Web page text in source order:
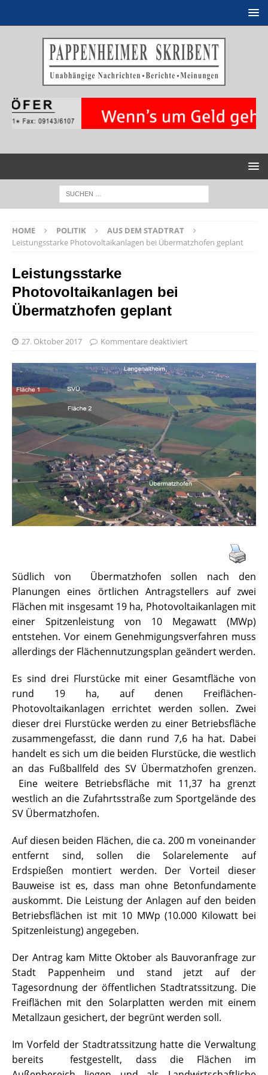
HOME POLITIK
AUS DEM STADTRAT
Leistungsstarke Photovoltaikanlagen bei Übermatzhofen geplant
Leistungsstarke
Photovoltaikanlagen bei
Übermatzhofen geplant
27. Oktober 2017 Kommentare deaktiviert
Südlich von Übermatzhofen sollen nach den
Planungen eines örtlichen Antragstellers auf zwei
Flächen mit insgesamt 19 ha, Photovoltaikanlagen mit
einer Spitzenleistung von 10 Megawatt (MWp)
entstehen. Vor einem Genehmigungsverfahren muss
allerdings der Flächennutzungsplan geändert werden.
Es sind drei Flurstücke mit einer Gesamtfläche von
rund 19 ha, auf denen Freiflächen-
Photovoltaikanlagen errichtet werden sollen. Zwei
dieser drei Flurstücke werden zu einer Betriebsfläche
zusammengefasst, die dann rund 7,6 ha hat. Dabei
handelt es sich um die beiden Flurstücke, die westlich
an das Fußballfeld des SV Übermatzhofen grenzen.
Eine weitere Betriebsfläche mit 11,37 ha grenzt
westlich an die Zufahrtsstraße zum Sportgelände des
SV Übermatzhofen.
Auf diesen beiden Flächen, die ca. 200 m voneinander
entfernt sind, sollen die Solarelemente auf
Erdspießen montiert werden. Der Vorteil dieser
Bauweise ist es, dass man ohne Betonfundamente
auskommt. Die Leistung der Anlagen auf den beiden
Betriebsflächen ist mit 10 MWp (10.000 Kilowatt bei
Spitzenleistung) angegeben.
Der Antrag kam Mitte Oktober als Bauvoranfrage zur
Stadt Pappenheim und stand jetzt auf der
Tagesordnung der öffentlichen Stadtratssitzung. Die
Freiflächen mit den Solarplatten werden mit einem
Metallzaun gesichert, der begrünt werden soll.
Im Vorfeld der Stadtratssitzung hatte die Verwaltung
bereits festgestellt, dass die Flächen im